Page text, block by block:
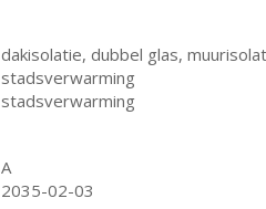
dakisolatie, dubbel glas,
stadsverwarming
stadsverwarming
A
2035-02-03